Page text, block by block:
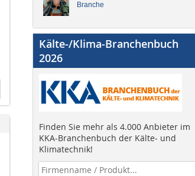
Branche
Kälte-/Klima-Branchenbuch
2026
Finden Sie mehr als 4.000 Anbieter im
KKA-Branchenbuch der Kälte- und
Klimatechnik!